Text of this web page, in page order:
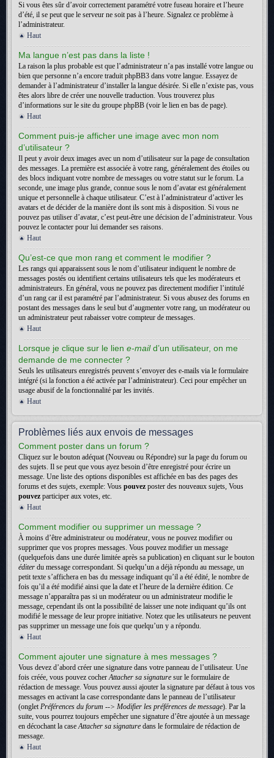
Si vous êtes sûr d’avoir correctement paramétré votre fuseau horaire et l’heure
d’été, il se peut que le serveur ne soit pas à l’heure. Signalez ce problème à
l’administrateur.
Haut
Ma langue n’est pas dans la liste !
La raison la plus probable est que l’administrateur n’a pas installé votre langue ou
bien que personne n’a encore traduit phpBB3 dans votre langue. Essayez de
demander à l’administrateur d’installer la langue désirée. Si elle n’existe pas, vous
êtes alors libre de créer une nouvelle traduction. Vous trouverez plus
d’informations sur le site du groupe phpBB (voir le lien en bas de page).
Haut
Comment puis-je afficher une image avec mon nom
d’utilisateur ?
Il peut y avoir deux images avec un nom d’utilisateur sur la page de consultation
des messages. La première est associée à votre rang, généralement des étoiles ou
des blocs indiquant votre nombre de messages ou votre statut sur le forum. La
seconde, une image plus grande, connue sous le nom d’avatar est généralement
unique et personnelle à chaque utilisateur. C’est à l’administrateur d’activer les
avatars et de décider de la manière dont ils sont mis à disposition. Si vous ne
pouvez pas utiliser d’avatar, c’est peut-être une décision de l’administrateur. Vous
pouvez le contacter pour lui demander ses raisons.
Haut
Qu’est-ce que mon rang et comment le modifier ?
Les rangs qui apparaissent sous le nom d’utilisateur indiquent le nombre de
messages postés ou identifient certains utilisateurs tels que les modérateurs et
administrateurs. En général, vous ne pouvez pas directement modifier l’intitulé
d’un rang car il est paramétré par l’administrateur. Si vous abusez des forums en
postant des messages dans le seul but d’augmenter votre rang, un modérateur ou
un administrateur peut rabaisser votre compteur de messages.
Haut
Lorsque je clique sur le lien e-maild’un utilisateur, on me
demande de me connecter ?
Seuls les utilisateurs enregistrés peuvent s’envoyer des e-mails via le formulaire
intégré (si la fonction a été activée par l’administrateur). Ceci pour empêcher un
usage abusif de la fonctionnalité par les invités.
Haut
Problèmes liés aux envois de messages
Comment poster dans un forum ?
Cliquez sur le bouton adéquat (Nouveau ou Répondre) sur la page du forum ou
des sujets. Il se peut que vous ayez besoin d’être enregistré pour écrire un
message. Une liste des options disponibles est affichée en bas des pages des
forums et des sujets, exemple: Vous pouvez poster des nouveaux sujets, Vous
pouvez participer aux votes, etc.
Haut
Comment modifier ou supprimer un message ?
À moins d’être administrateur ou modérateur, vous ne pouvez modifier ou
supprimer que vos propres messages. Vous pouvez modifier un message
(quelquefois dans une durée limitée après sa publication) en cliquant sur le bouton
éditer du message correspondant. Si quelqu’un a déjà répondu au message, un
petit texte s’affichera en bas du message indiquant qu’il a été édité, le nombre de
fois qu’il a été modifié ainsi que la date et l’heure de la dernière édition. Ce
message n’apparaîtra pas si un modérateur ou un administrateur modifie le
message, cependant ils ont la possibilité de laisser une note indiquant qu’ils ont
modifié le message de leur propre initiative. Notez que les utilisateurs ne peuvent
pas supprimer un message une fois que quelqu’un y a répondu.
Haut
Comment ajouter une signature à mes messages ?
Vous devez d’abord créer une signature dans votre panneau de l’utilisateur. Une
fois créée, vous pouvez cocherAttacher sa signature sur le formulaire de
rédaction de message. Vous pouvez aussi ajouter la signature par défaut à tous vos
messages en activant la case correspondante dans le panneau de l’utilisateur
(ongletPréférences du forum --> Modifier les préférences de message). Par la
suite, vous pourrez toujours empêcher une signature d’être ajoutée à un message
en décochant la caseAttacher sa signature dans le formulaire de rédaction de
message.
Haut